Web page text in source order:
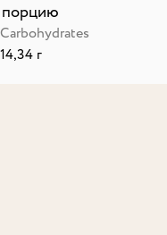
Carbohydrates
14,34 г